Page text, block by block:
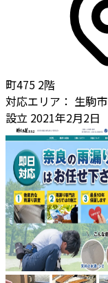
町475 2階
対応エリア： 生駒市
設立 2021年2月2日